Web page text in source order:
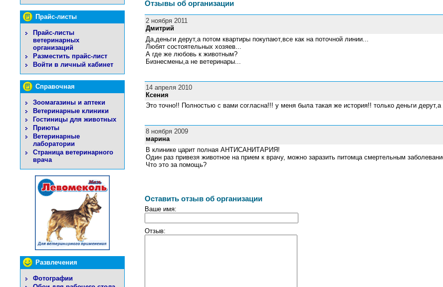
Прайс-листы
Прайс-листы
ветеринарных
организаций
Разместить прайс-лист
Войти в личный кабинет
Справочная
Зоомагазины и аптеки
Ветеринарные клиники
Гостиницы для животных
Приюты
Ветеринарные
лаборатории
Страница ветеринарного
врача
Развлечения
Фотографии
Отзывы об организации
2 ноября 2011
Дмитрий
Да,деньги дерут,а потом квартиры покупают,все как на поточной линии...
Любят состоятельных хозяев...
А где же любовь к животным?
Бизнесмены,а не ветеринары...
14 апреля 2010
Ксения
Это точно!! Полностью с вами согласна!!! у меня была такая же история!! только деньги
8 ноября 2009
марина
В клинике царит полная АНТИСАНИТАРИЯ!
Один раз привезя животное на прием к врачу, можно заразить питомца смертельным
Что это за помощь?
Оставить отзыв об организации
Ваше имя:
Отзыв: